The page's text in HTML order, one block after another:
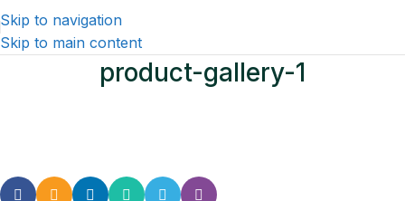
Skip to navigation
Skip to main content
product-gallery-1